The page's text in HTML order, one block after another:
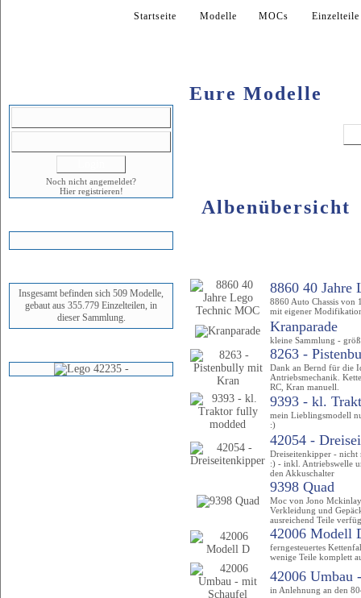
Startseite Modelle MOCs Einzelteile
Noch nicht angemeldet?
Hier registrieren!
Insgesamt befinden sich 509 Modelle,
gebaut aus 355.779 Einzelteilen, in
dieser Sammlung.
Eure Modelle
Albenübersicht
8860 40 Jahre
8860 Auto Chassis von
mit eigener
Kranparade
kleine Sammlung -
8263 -
Dank an Bernd für die
Antriebsmechanik.
RC, Kran manuell.
9393 - kl.
mein Lieblingsmodell
:)
42054 -
Dreiseitenkipper -
:) - inkl. Antriebswelle
den Akkuschalter
9398 Quad
Moc von Jono
Verkleidung und
ausreichend Teile
42006 Modell
ferngesteuertes
wenige Teile komplett
42006 Umbau
in Anlehnung an den